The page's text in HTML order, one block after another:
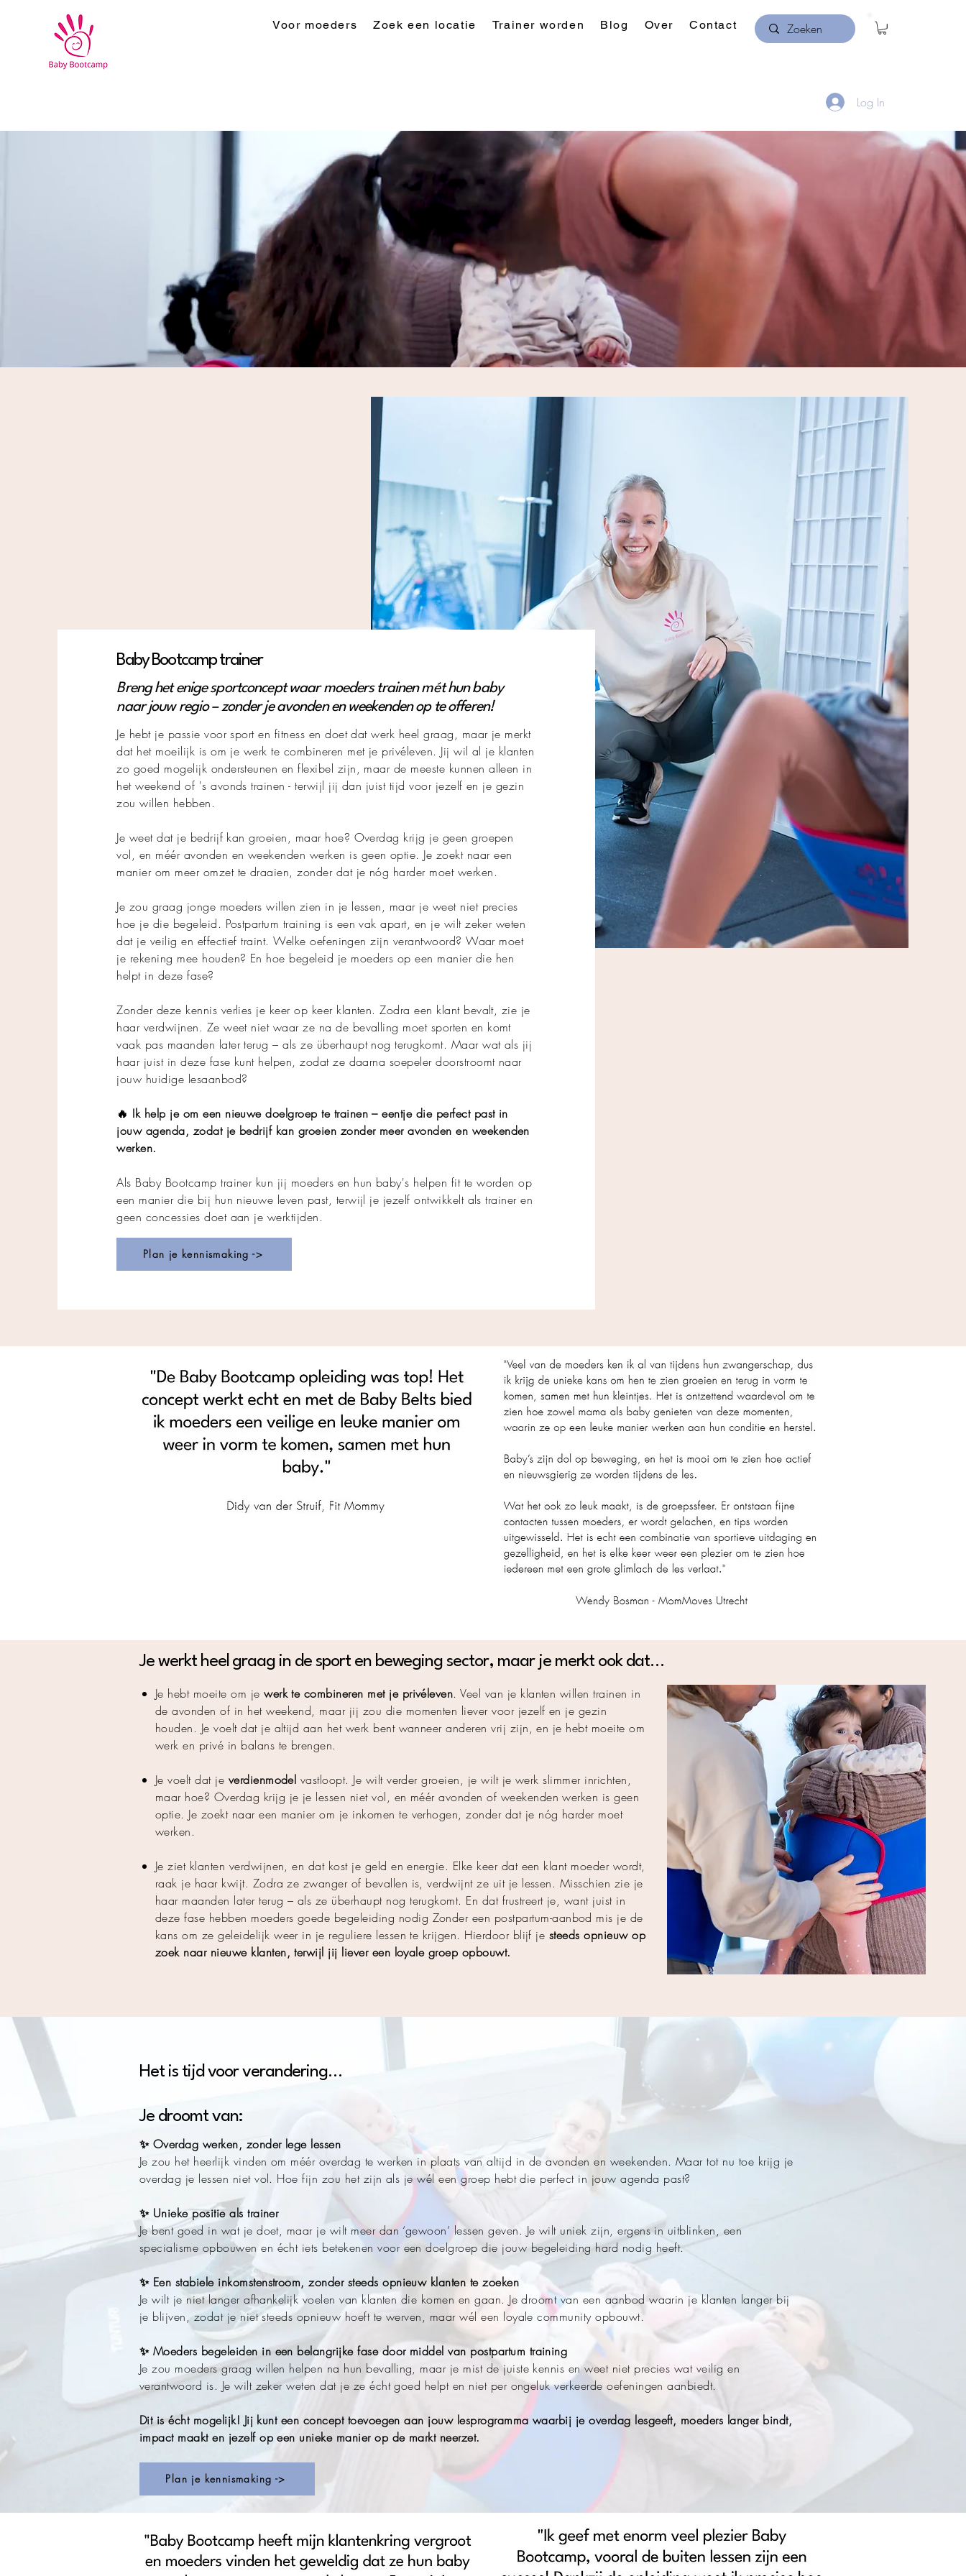
Voor moeders Zoek een locatie Trainer worden Blog Over Contact
Log In
Baby Bootcamp trainer
Breng het enige sportconcept waar moeders trainen mét hun baby
naar jouw regio – zonder je avonden en weekenden op te offeren!
Je hebt je passie voor sport en fitness en doet dat werk heel graag, maar je merkt
dat het moeilijk is om je werk te combineren met je privéleven. Jij wil al je klanten
zo goed mogelijk ondersteunen en flexibel zijn, maar de meeste kunnen alleen in
het weekend of 's avonds trainen - terwijl jij dan juist tijd voor jezelf en je gezin
zou willen hebben.
Je weet dat je bedrijf kan groeien, maar hoe? Overdag krijg je geen groepen
vol, en méér avonden en weekenden werken is geen optie. Je zoekt naar een
manier om meer omzet te draaien, zonder dat je nóg harder moet werken.
Je zou graag jonge moeders willen zien in je lessen, maar je weet niet precies
hoe je die begeleid. Postpartum training is een vak apart, en je wilt zeker weten
dat je veilig en effectief traint. Welke oefeningen zijn verantwoord? Waar moet
je rekening mee houden? En hoe begeleid je moeders op een manier die hen
helpt in deze fase?
Zonder deze kennis verlies je keer op keer klanten. Zodra een klant bevalt, zie je
haar verdwijnen. Ze weet niet waar ze na de bevalling moet sporten en komt
vaak pas maanden later terug – als ze überhaupt nog terugkomt. Maar wat als jij
haar juist in deze fase kunt helpen, zodat ze daarna soepeler doorstroomt naar
jouw huidige lesaanbod?
🔥 Ik help je om een nieuwe doelgroep te trainen – eentje die perfect past in
jouw agenda, zodat je bedrijf kan groeien zonder meer avonden en weekenden
werken.
Als Baby Bootcamp trainer kun jij moeders en hun baby's helpen fit te worden op
een manier die bij hun nieuwe leven past, terwijl je jezelf ontwikkelt als trainer en
geen concessies doet aan je werktijden.
Plan je kennismaking ->
Je werkt heel graag in de sport en beweging sector, maar je merkt ook dat...
Je hebt moeite om jewerk te combineren met je privéleven. Veel van je klanten willen trainen in
de avonden of in het weekend, maar jij zou die momenten liever voor jezelf en je gezin
houden. Je voelt dat je altijd aan het werk bent wanneer anderen vrij zijn, en je hebt moeite om
werk en privé in balans te brengen.
Je voelt dat je verdienmodel vastloopt. Je wilt verder groeien, je wilt je werk slimmer inrichten,
maar hoe? Overdag krijg je je lessen niet vol, en méér avonden of weekenden werken is geen
optie. Je zoekt naar een manier om je inkomen te verhogen, zonder dat je nóg harder moet
werken.
Je ziet klanten verdwijnen, en dat kost je geld en energie. Elke keer dat een klant moeder wordt,
raak je haar kwijt. Zodra ze zwanger of bevallen is, verdwijnt ze uit je lessen. Misschien zie je
haar maanden later terug – als ze überhaupt nog terugkomt. En dat frustreert je, want juist in
deze fase hebben moeders goede begeleiding nodig Zonder een postpartum-aanbod mis je de
kans om ze geleidelijk weer in je reguliere lessen te krijgen. Hierdoor blijf je steeds opnieuw op
zoek naar nieuwe klanten, terwijl jij liever een loyale groep opbouwt.
Het is tijd voor verandering...
Je droomt van:
✨ Overdag werken, zonder lege lessen
Je zou het heerlijk vinden om méér overdag te werken in plaats van altijd in de avonden en weekenden. Maar tot nu toe krijg je
overdag je lessen niet vol. Hoe fijn zou het zijn als je wél een groep hebt die perfect in jouw agenda past?
✨ Unieke positie als trainer
Je bent goed in wat je doet, maar je wilt meer dan ‘gewoon’ lessen geven. Je wilt uniek zijn, ergens in uitblinken, een
specialisme opbouwen en écht iets betekenen voor een doelgroep die jouw begeleiding hard nodig heeft.
✨ Een stabiele inkomstenstroom, zonder steeds opnieuw klanten te zoeken
Je wilt je niet langer afhankelijk voelen van klanten die komen en gaan. Je droomt van een aanbod waarin je klanten langer bij
je blijven, zodat je niet steeds opnieuw hoeft te werven, maar wél een loyale community opbouwt.
✨ Moeders begeleiden in een belangrijke fase door middel van postpartum training
Je zou moeders graag willen helpen na hun bevalling, maar je mist de juiste kennis en weet niet precies wat veilig en
verantwoord is. Je wilt zeker weten dat je ze écht goed helpt en niet per ongeluk verkeerde oefeningen aanbiedt.
Dit is écht mogelijk! Jij kunt een concept toevoegen aan jouw lesprogramma waarbij je overdag lesgeeft, moeders langer bindt,
impact maakt en jezelf op een unieke manier op de markt neerzet.
Plan je kennismaking ->